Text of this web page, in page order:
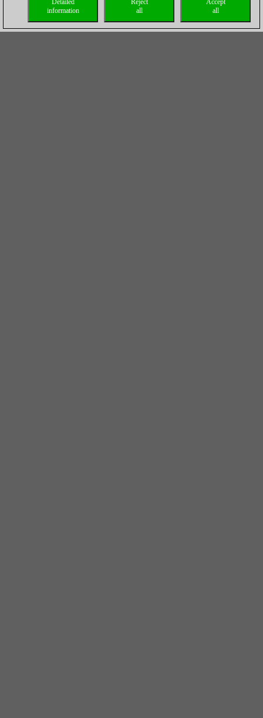
Accept
all
Reject
all
Detailed
information